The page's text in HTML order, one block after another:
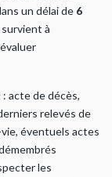
un délai de 6
à
acte de décès,
relevés de
éventuels actes
les